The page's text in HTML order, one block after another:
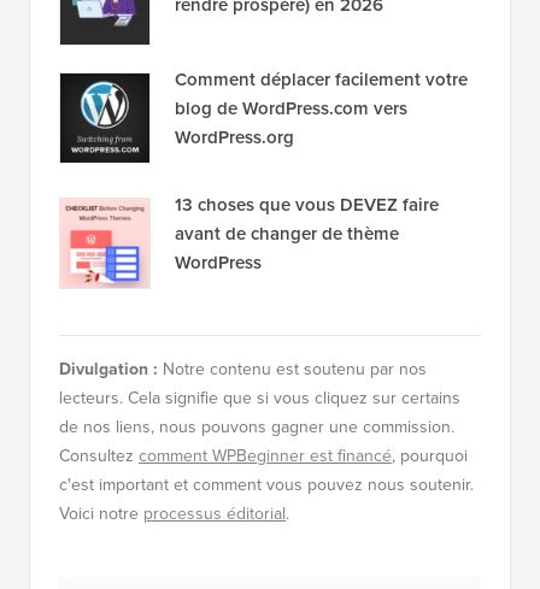
Populaire sur WPBeginnerEn ce moment !
Comment corriger l'erreur de
dans WordPress
Comment déplacer facilement votre
blog de WordPress.com vers
WordPress.org
13 choses que vous DEVEZ faire